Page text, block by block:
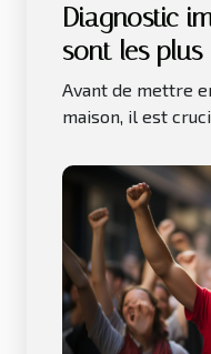
Diagnostic
sont les
réaliser
vente d’une
Avant de mettre
maison, il est